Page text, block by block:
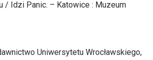
Idzi Panic. – Katowice : Muzeum
Uniwersytetu Wrocławskiego,